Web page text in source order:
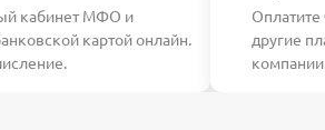
кабинет МФО и
картой онлайн.
другие